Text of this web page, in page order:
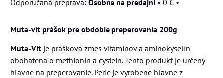
Osobne na predajni • 0 € •
Muta-vit prášok pre obdobie preperovania 200g
Muta-Vit je prášková zmes vitamínov a aminokyselín
obohatená o methionín a cysteín. Tento produkt je určený
hlavne na preperovanie. Perie je vyrobené hlavne z